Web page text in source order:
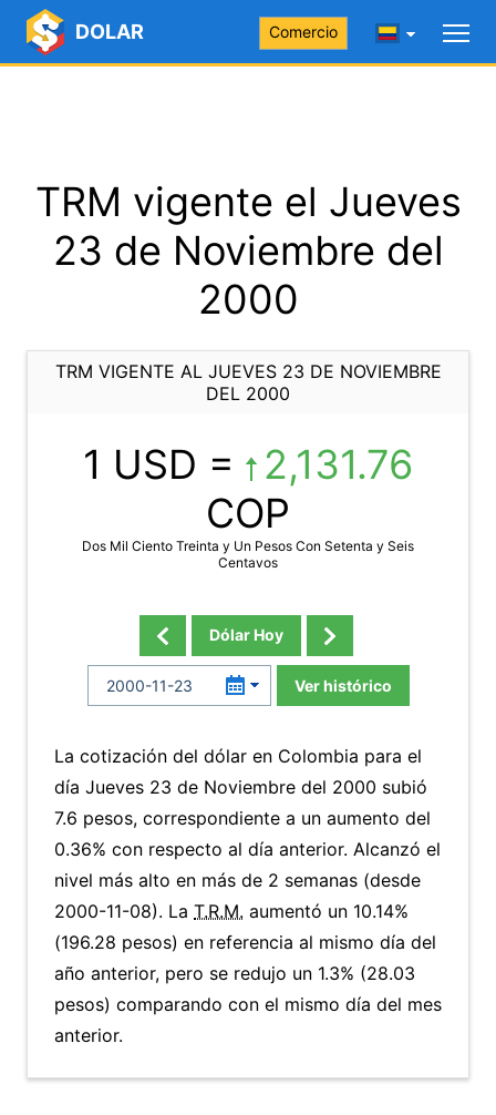
DOLAR Comercio
TRM vigente el Jueves
23 de Noviembre del
2000
TRM VIGENTE AL JUEVES 23 DE NOVIEMBRE
DEL 2000
1 USD =
2,131.76
COP
Dos Mil Ciento Treinta y Un Pesos Con Setenta y Seis
Centavos
Dólar Hoy
Ver histórico
La cotización del dólar en Colombia para el
día Jueves 23 de Noviembre del 2000 subió
7.6 pesos, correspondiente a un aumento del
0.36% con respecto al día anterior. Alcanzó el
nivel más alto en más de 2 semanas (desde
2000-11-08). La T.R.M. aumentó un 10.14%
(196.28 pesos) en referencia al mismo día del
año anterior, pero se redujo un 1.3% (28.03
pesos) comparando con el mismo día del mes
anterior.